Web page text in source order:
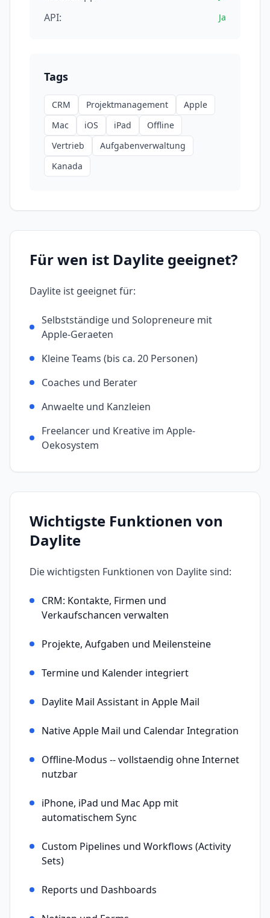
API: Ja
Tags
CRM Projektmanagement
Apple
Mac
iOS iPad
Offline
Vertrieb
Aufgabenverwaltung
Kanada
Für wen ist Daylite geeignet?
Daylite ist geeignet für:
Selbstständige und Solopreneure mit
Apple-Geraeten
Kleine Teams (bis ca. 20 Personen)
Coaches und Berater
Anwaelte und Kanzleien
Freelancer und Kreative im Apple-
Oekosystem
Wichtigste Funktionen von
Daylite
Die wichtigsten Funktionen von Daylitesind:
CRM: Kontakte, Firmen und
Verkaufschancen verwalten
Projekte, Aufgaben und Meilensteine
Termine und Kalender integriert
Daylite Mail Assistant in Apple Mail
Native Apple Mail und Calendar Integration
Offline-Modus -- vollstaendig ohne Internet
nutzbar
iPhone, iPad und Mac App mit
automatischem Sync
Custom Pipelines und Workflows (Activity
Sets)
Reports und Dashboards